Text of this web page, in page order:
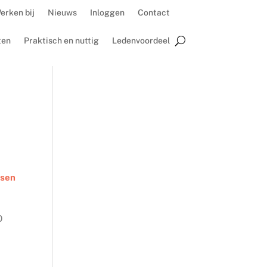
bij Nieuws Inloggen Contact
Praktisch en nuttig Ledenvoordeel